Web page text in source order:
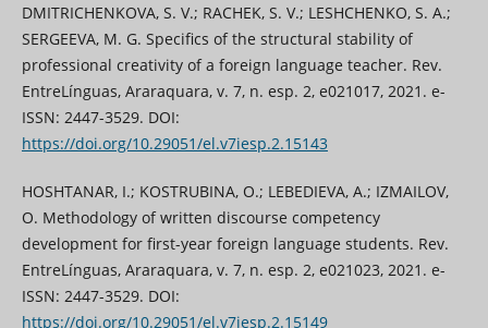
DMITRICHENKOVA, S. V.; RACHEK, S. V.; LESHCHENKO, S. A.;
SERGEEVA, M. G. Specifics of the structural stability of
professional creativity of a foreign language teacher. Rev.
EntreLínguas, Araraquara, v. 7, n. esp. 2, e021017, 2021. e-
ISSN: 2447-3529. DOI:
https://doi.org/10.29051/el.v7iesp.2.15143
HOSHTANAR, I.; KOSTRUBINA, O.; LEBEDIEVA, A.; IZMAILOV,
O. Methodology of written discourse competency
development for first-year foreign language students. Rev.
EntreLínguas, Araraquara, v. 7, n. esp. 2, e021023, 2021. e-
ISSN: 2447-3529. DOI:
https://doi.org/10.29051/el.v7iesp.2.15149